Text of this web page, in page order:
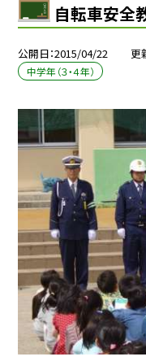
自転車安全
公開日 2015/04/22 更
中学年（３・４年）